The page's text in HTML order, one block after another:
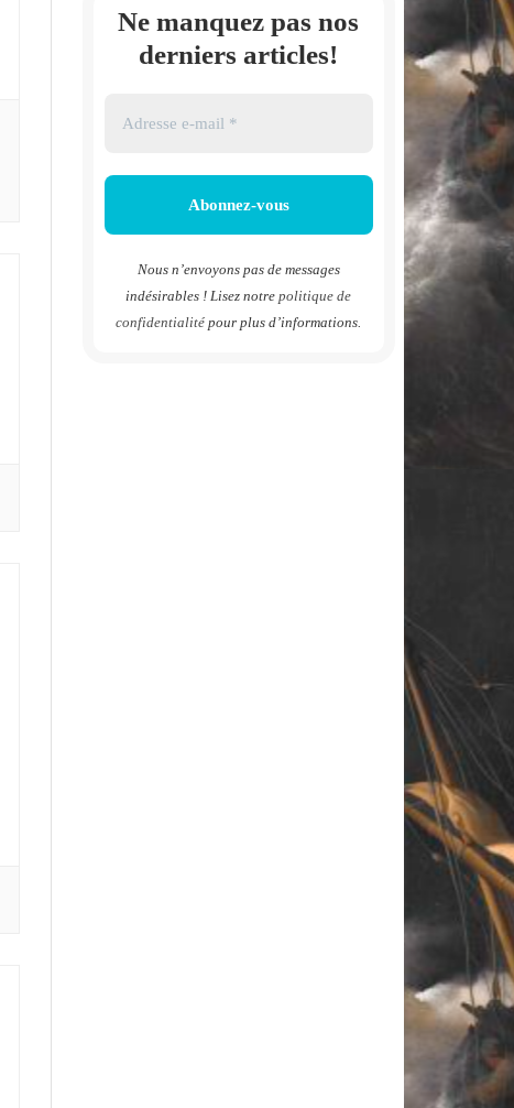
Ne manquez pas nos
derniers articles!
Nous n’envoyons pas de messages
indésirables ! Lisez notrepolitique de
confidentialité pour plus d’informations.